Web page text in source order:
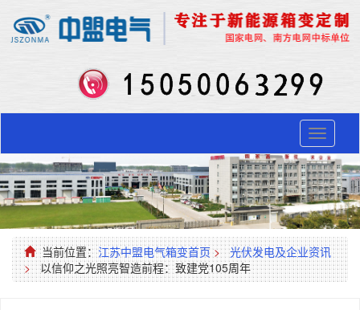
Toggle
当前位置：江苏中盟电气箱变首页 >
光伏发电及企业资讯
> 以信仰之光照亮智造前程：致建党105周年